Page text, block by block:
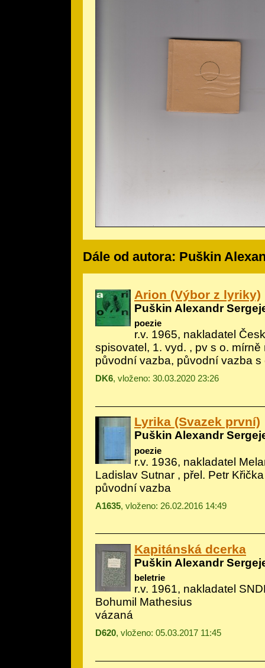
Dále od autora: Puškin
Arion (Výbor z lyriky)
Puškin Alexandr
poezie
r.v. 1965, nakladatel
spisovatel, 1. vyd. , pv s o. mírně
původní vazba, původní vazba s
DK6, vloženo: 30.03.2020 23:26
Lyrika (Svazek první)
Puškin Alexandr
poezie
r.v. 1936, nakladatel
Ladislav Sutnar , přel. Petr Křička
původní vazba
A1635, vloženo: 26.02.2016 14:49
Kapitánská dcerka
Puškin Alexandr
beletrie
r.v. 1961, nakladatel
Bohumil Mathesius
vázaná
D620, vloženo: 05.03.2017 11:45